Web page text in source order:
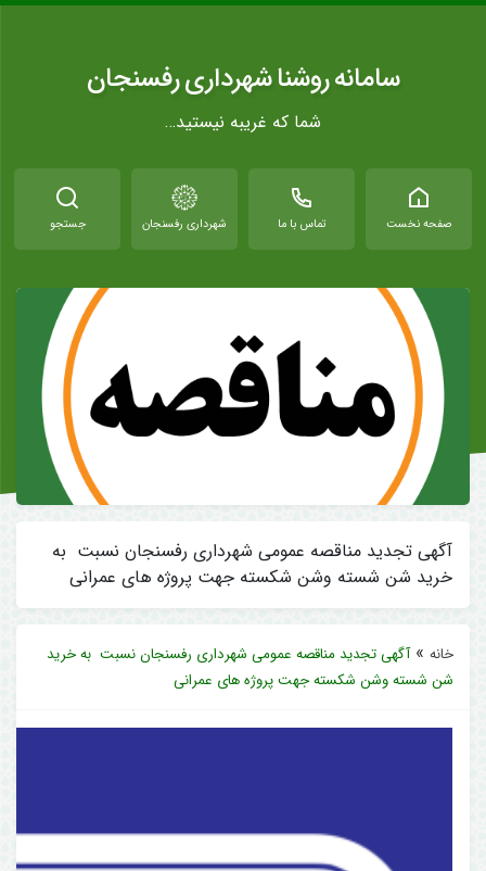
سامانه روشنا شهرداری رفسنجان
شما که غریبه نیستید…
صفحه نخست تماس با ما شهرداری رفسنجان جستجو
آگهی تجدید مناقصه عمومی شهرداری رفسنجان نسبت به
خرید شن شسته وشن شکسته جهت پروژه های عمرانی
خانه »آگهی تجدید مناقصه عمومی شهرداری رفسنجان نسبت به خرید
شن شسته وشن شکسته جهت پروژه های عمرانی